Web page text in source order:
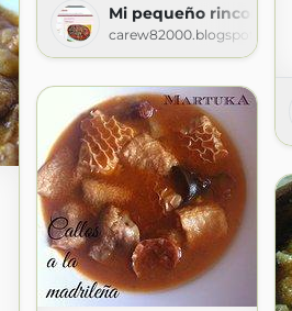
Mi pequeño rincon
carew82000.blogspot.com